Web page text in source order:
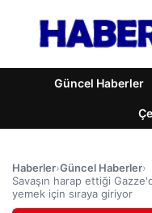
Güncel Haberler
Haberler›Güncel Haberler›
Savaşın harap ettiği
yemek için sıraya giriyor